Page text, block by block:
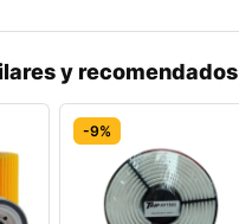
y recomendados
-9%